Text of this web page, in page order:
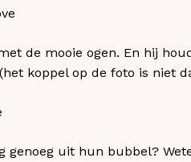
de mooie ogen. En hij
(het koppel op de foto is niet
genoeg uit hun bubbel?